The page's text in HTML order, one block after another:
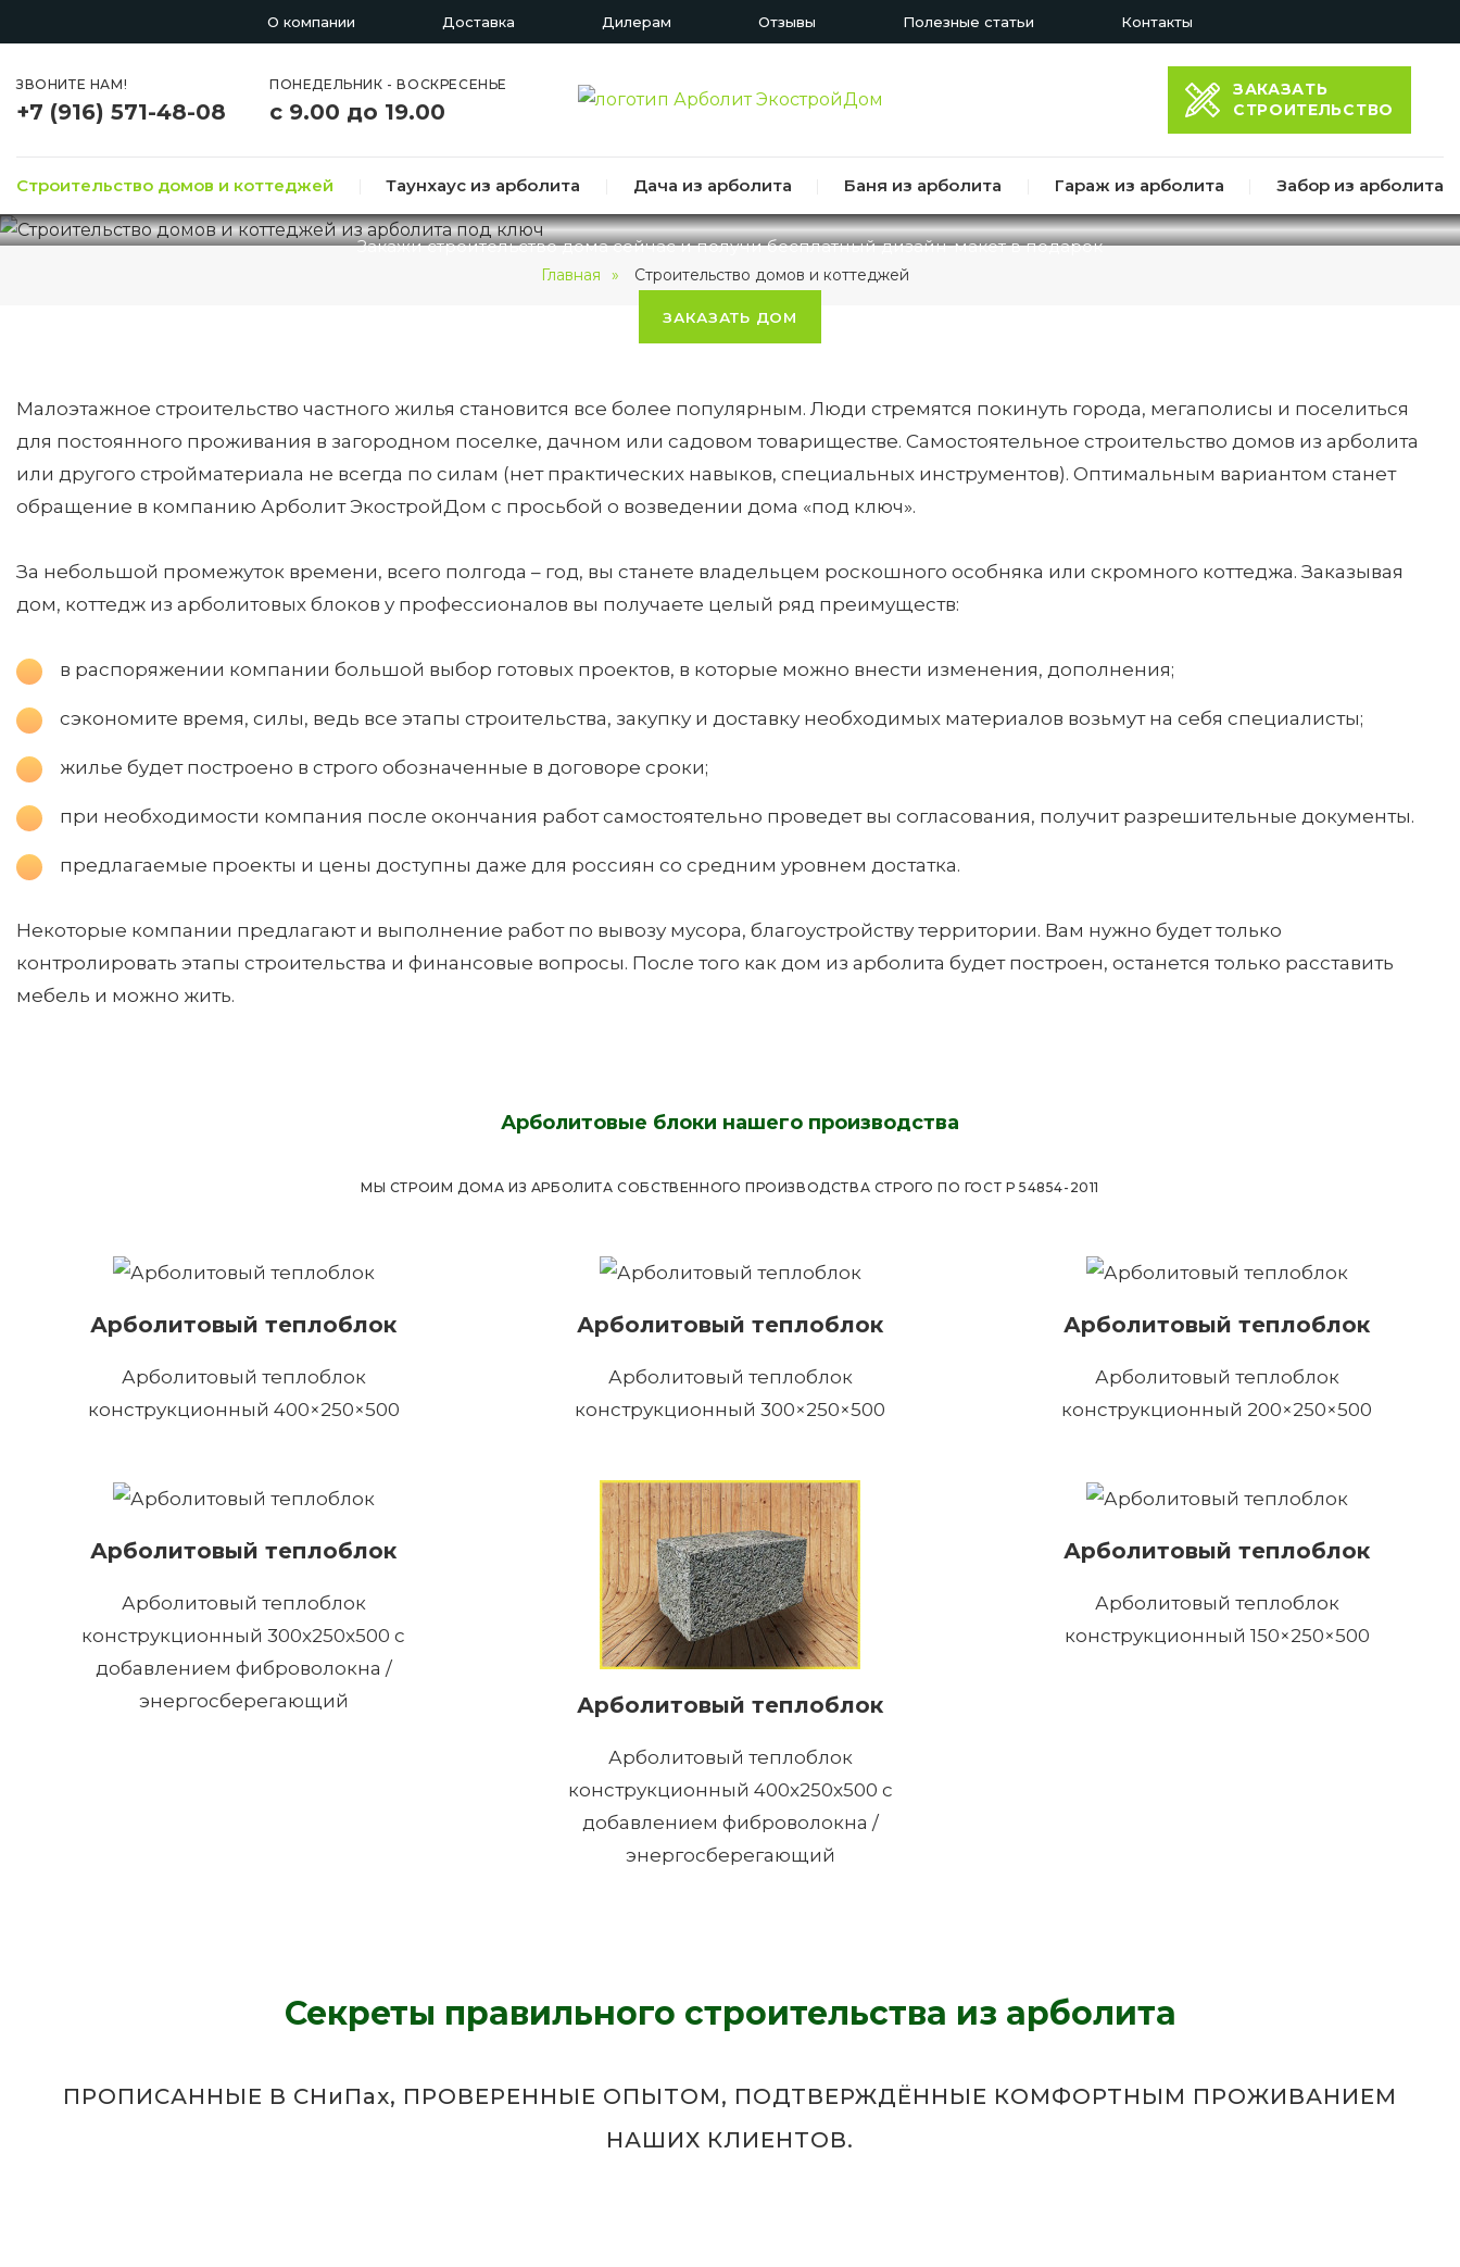
О компании Доставка Дилерам Отзывы Полезные статьи Контакты
ЗАКАЗАТЬ
СТРОИТЕЛЬСТВО
ЗВОНИТЕ НАМ!
+7 (916) 571-48-08
ПОНЕДЕЛЬНИК - ВОСКРЕСЕНЬЕ
с 9.00 до 19.00
Строительство домов и коттеджей Таунхаус из арболита Дача из арболита Баня из арболита Гараж из арболита Забор из арболита
СТРОИТЕЛЬСТВО ДОМОВ И КОТТЕДЖЕЙ ИЗ АРБОЛИТА
ПОД КЛЮЧ
Закажи строительство дома сейчас и получи бесплатный дизайн-макет в подарок
ЗАКАЗАТЬ ДОМ
Главная Строительство домов и коттеджей
Малоэтажное строительство частного жилья становится все более популярным. Люди стремятся покинуть города, мегаполисы и поселиться
для постоянного проживания в загородном поселке, дачном или садовом товариществе. Самостоятельное строительство домов из арболита
или другого стройматериала не всегда по силам (нет практических навыков, специальных инструментов). Оптимальным вариантом станет
обращение в компанию Арболит ЭкостройДом с просьбой о возведении дома «под ключ».
За небольшой промежуток времени, всего полгода – год, вы станете владельцем роскошного особняка или скромного коттеджа. Заказывая
дом, коттедж из арболитовых блоков у профессионалов вы получаете целый ряд преимуществ:
в распоряжении компании большой выбор готовых проектов, в которые можно внести изменения, дополнения;
сэкономите время, силы, ведь все этапы строительства, закупку и доставку необходимых материалов возьмут на себя специалисты;
жилье будет построено в строго обозначенные в договоре сроки;
при необходимости компания после окончания работ самостоятельно проведет вы согласования, получит разрешительные документы.
предлагаемые проекты и цены доступны даже для россиян со средним уровнем достатка.
Некоторые компании предлагают и выполнение работ по вывозу мусора, благоустройству территории. Вам нужно будет только
контролировать этапы строительства и финансовые вопросы. После того как дом из арболита будет построен, останется только расставить
мебель и можно жить.
Арболитовые блоки нашего производства
МЫ СТРОИМ ДОМА ИЗ АРБОЛИТА СОБСТВЕННОГО ПРОИЗВОДСТВА СТРОГО ПО ГОСТ Р 54854-2011
Арболитовый теплоблок
Арболитовый теплоблок
конструкционный 400×250×500
Арболитовый теплоблок
Арболитовый теплоблок
конструкционный 300×250×500
Арболитовый теплоблок
Арболитовый теплоблок
конструкционный 200×250×500
Арболитовый теплоблок
Арболитовый теплоблок
конструкционный 300x250x500 с
добавлением фиброволокна /
энергосберегающий
Арболитовый теплоблок
Арболитовый теплоблок
конструкционный 400x250x500 с
добавлением фиброволокна /
энергосберегающий
Арболитовый теплоблок
Арболитовый теплоблок
конструкционный 150×250×500
Секреты правильного строительства из арболита
ПРОПИСАННЫЕ В СНиПах, ПРОВЕРЕННЫЕ ОПЫТОМ, ПОДТВЕРЖДЁННЫЕ КОМФОРТНЫМ ПРОЖИВАНИЕМ
НАШИХ КЛИЕНТОВ.